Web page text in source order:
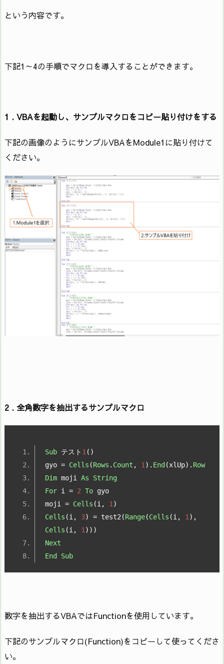
という内容です。
下記1～4の手順でマクロを導入することができます。
1 . VBAを起動し、サンプルマクロをコピー貼り付けをする
下記の画像のようにサンプルVBAをModule1に貼り付けて
ください。
2 . 全角数字を抽出するサンプルマクロ
Sub テスト 1 ()
gyo = Cells (Rows . Count , 1 ). End (xlUp). Row
Dim moji As
String
For i = 2 To gyo
moji = Cells (i , 1 )
Cells (i , 3) = test2 (Range(Cells (i , 1 ),
Cells (i , 1 )))
Next
End
Sub
数字を抽出するVBAではFunctionを使用しています。
下記のサンプルマクロ(Function)をコピーして使ってくださ
い。